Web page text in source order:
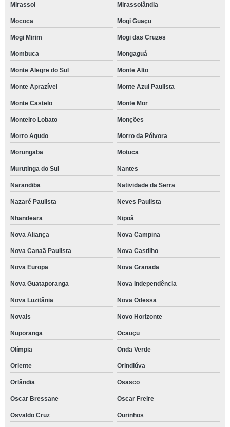
Mirassol Mirassolândia
Mococa Mogi Guaçu
Mogi Mirim Mogi das Cruzes
Mombuca Mongaguá
Monte Alegre do Sul Monte Alto
Monte Aprazível Monte Azul Paulista
Monte Castelo Monte Mor
Monteiro Lobato Monções
Morro Agudo Morro da Pólvora
Morungaba Motuca
Murutinga do Sul Nantes
Narandiba Natividade da Serra
Nazaré Paulista Neves Paulista
Nhandeara Nipoã
Nova Aliança Nova Campina
Nova Canaã Paulista Nova Castilho
Nova Europa Nova Granada
Nova Guataporanga Nova Independência
Nova Luzitânia Nova Odessa
Novais Novo Horizonte
Nuporanga Ocauçu
Olímpia Onda Verde
Oriente Orindiúva
Orlândia Osasco
Oscar Bressane Oscar Freire
Osvaldo Cruz Ourinhos